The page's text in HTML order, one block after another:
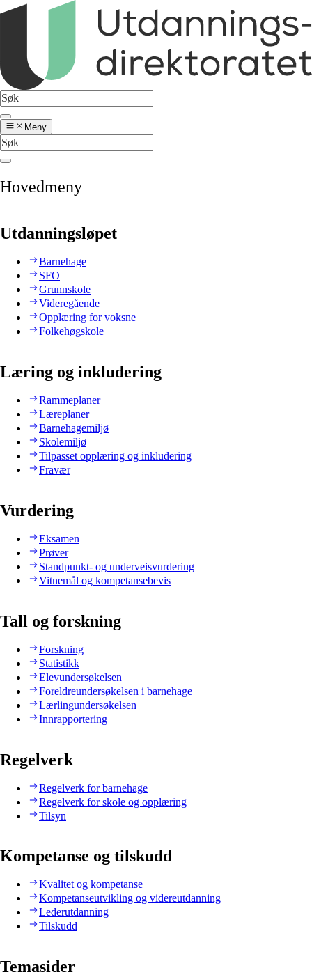
Meny
Hovedmeny
Utdanningsløpet
Barnehage
SFO
Grunnskole
Videregående
Opplæring for voksne
Folkehøgskole
Læring og inkludering
Rammeplaner
Læreplaner
Barnehagemiljø
Skolemiljø
Tilpasset opplæring og inkludering
Fravær
Vurdering
Eksamen
Prøver
Standpunkt- og underveisvurdering
Vitnemål og kompetansebevis
Tall og forskning
Forskning
Statistikk
Elevundersøkelsen
Foreldreundersøkelsen i barnehage
Lærlingundersøkelsen
Innrapportering
Regelverk
Regelverk for barnehage
Regelverk for skole og opplæring
Tilsyn
Kompetanse og tilskudd
Kvalitet og kompetanse
Kompetanseutvikling og videreutdanning
Lederutdanning
Tilskudd
Temasider